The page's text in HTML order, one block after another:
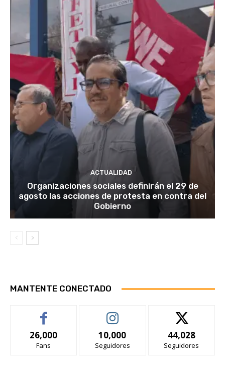
ACTUALIDAD
Organizaciones sociales definirán el 29 de
agosto las acciones de protesta en contra del
Gobierno
MANTENTE CONECTADO
26,000
Fans
10,000
Seguidores
44,028
Seguidores